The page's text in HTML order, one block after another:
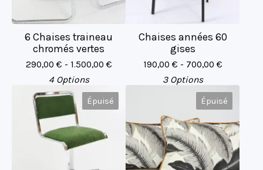
6 Chaises traineau
chromés vertes
290,00 € - 1.500,00 €
4 Options
Chaises années 60
gises
190,00 € - 700,00 €
3 Options
Épuisé
Épuisé